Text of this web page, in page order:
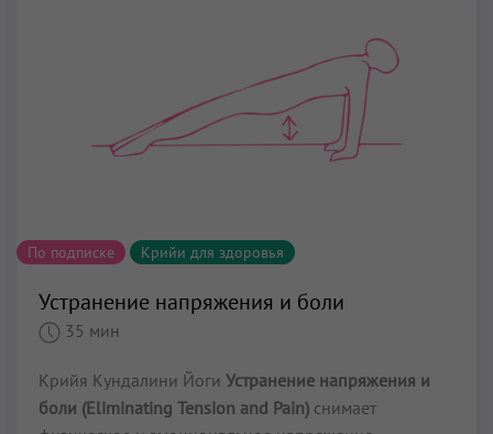
По подписке Крийи для здоровья
Устранение напряжения и боли
35 мин
Крийя Кундалини Йоги Устранение напряжения и
боли (Eliminating Tension and Pain) снимает